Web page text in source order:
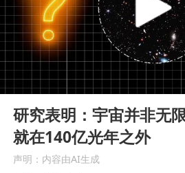
“新疆阿勒
刘国正说向
我国外贸延
陈幸同晋级
宇树科技中
Play
00:00
研究表明：宇宙并非无
就在140亿光年之外
声明：内容由AI生成